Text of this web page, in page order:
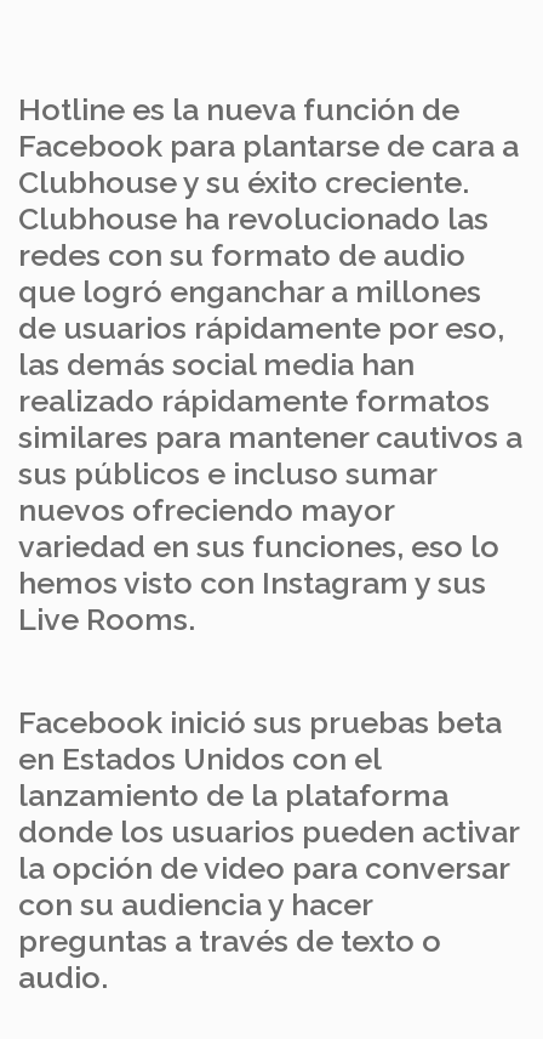
Hotline es la nueva función de
Facebook para plantarse de cara a
Clubhouse y su éxito creciente.
Clubhouse ha revolucionado las
redes con su formato de audio
que logró enganchar a millones
de usuarios rápidamente por eso,
las demás social media han
realizado rápidamente formatos
similares para mantener cautivos a
sus públicos e incluso sumar
nuevos ofreciendo mayor
variedad en sus funciones, eso lo
hemos visto con Instagram y sus
Live Rooms.
Facebook inició sus pruebas beta
en Estados Unidos con el
lanzamiento de la plataforma
donde los usuarios pueden activar
la opción de video para conversar
con su audiencia y hacer
preguntas a través de texto o
audio.